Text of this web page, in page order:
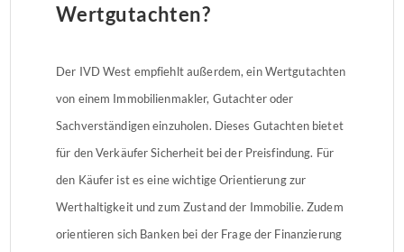
Wertgutachten?
Der IVD West empfiehlt außerdem, ein Wertgutachten
von einem Immobilienmakler, Gutachter oder
Sachverständigen einzuholen. Dieses Gutachten bietet
für den Verkäufer Sicherheit bei der Preisfindung. Für
den Käufer ist es eine wichtige Orientierung zur
Werthaltigkeit und zum Zustand der Immobilie. Zudem
orientieren sich Banken bei der Frage der Finanzierung